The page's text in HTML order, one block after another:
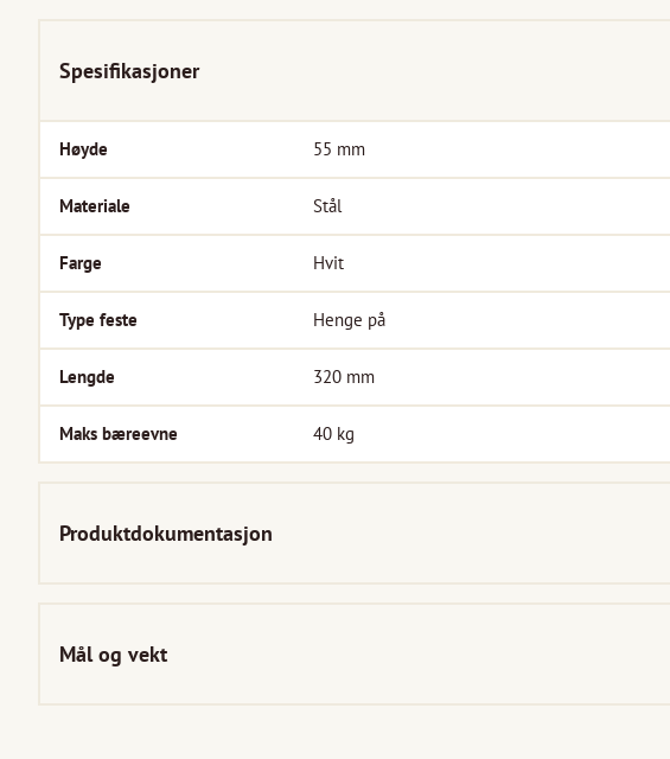
Spesifikasjoner
Høyde 55 mm
Materiale Stål
Farge Hvit
Type feste Henge på
Lengde 320 mm
Maks bæreevne 40 kg
Produktdokumentasjon
Mål og vekt